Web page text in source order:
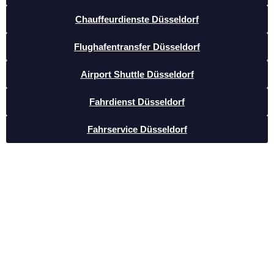
Chauffeurdienste Düsseldorf
Flughafentransfer Düsseldorf
Airport Shuttle Düsseldorf
Fahrdienst Düsseldorf
Fahrservice Düsseldorf